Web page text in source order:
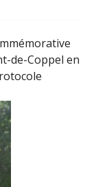
de-Coppel en